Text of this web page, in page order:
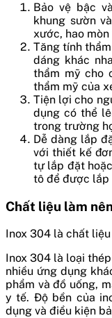
Bảo vệ bậc
khung sườn
xước, hao
Tăng tính
dáng khác
thẩm mỹ cho
thẩm mỹ của
Tiện lợi cho
dụng có thể
trong trường
Dễ dàng lắp
với thiết kế
tự lắp đặt
tô để được lắp
Chất liệu làm
Inox 304 là chất
Inox 304 là loại
nhiều ứng dụng
phẩm và đồ uống,
y tế. Độ bền của
dụng và điều kiện